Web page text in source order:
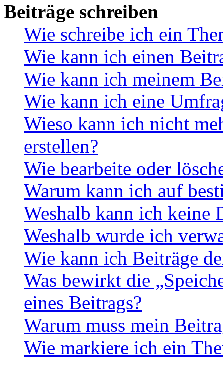
Beiträge schreiben
Wie schreibe ich ein
Wie kann ich einen
Wie kann ich meinem
Wie kann ich eine
Wieso kann ich nicht
erstellen?
Wie bearbeite oder
Warum kann ich auf
Weshalb kann ich keine
Weshalb wurde ich
Wie kann ich Beiträge
Was bewirkt die
eines Beitrags?
Warum muss mein
Wie markiere ich ein